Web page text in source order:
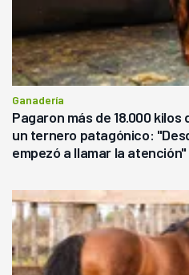
Ganadería
Pagaron más de 18.000
un ternero patagónico:
empezó a llamar la atención"